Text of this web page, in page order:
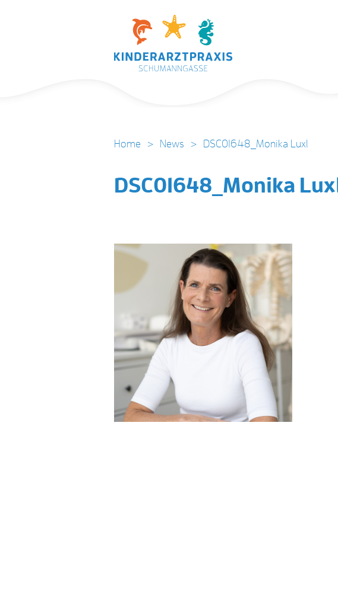
Home > News > DSC01648_Monika Luxl
DSC01648_Monika Luxl